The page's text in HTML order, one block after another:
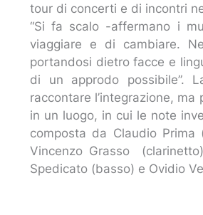
tour di concerti e di incontri
“Si fa scalo -affermano i
viaggiare e di cambiare.
portandosi dietro facce e
di un approdo possibile”.
raccontare l’integrazione,
in un luogo, in cui le note
composta da Claudio Prima
Vincenzo Grasso
Spedicato (basso) e Ovidio